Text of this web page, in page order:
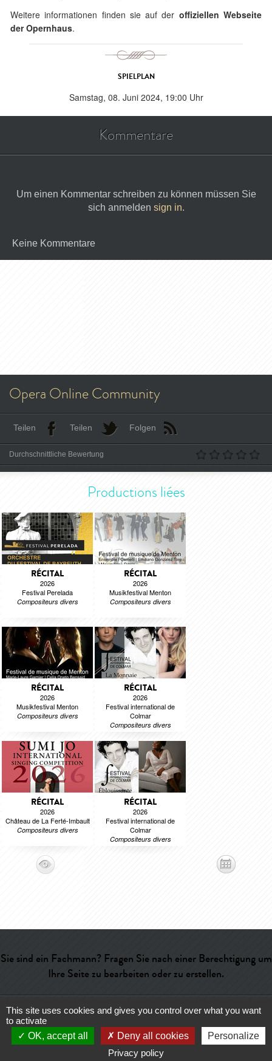
Weitere informationen finden sie auf der offiziellen Webseite
der Opernhaus.
SPIELPLAN
Samstag, 08. Juni 2024, 19:00 Uhr
Kommentare
Um einen Kommentar schreiben zu können müssen Sie
sich anmelden sign in.
Keine Kommentare
Opera Online Community
Teilen Teilen Folgen
Durchschnittliche Bewertung
Productions liées
RÉCITAL
2026
Festival Perelada
Compositeurs divers
RÉCITAL
2026
Musikfestival Menton
Compositeurs divers
RÉCITAL
2026
Musikfestival Menton
Compositeurs divers
RÉCITAL
2026
Festival international de
Colmar
Compositeurs divers
RÉCITAL
2026
Château de La Ferté-Imbault
Compositeurs divers
RÉCITAL
2026
Festival international de
Colmar
Compositeurs divers
Sie sind ein Fachmann? Fragen Sie nach einer Berechtigung um
Ihre Seite zu bearbeiten oder zu erstellen.
Hilfe-Kontakt-Admin-Wörterverzeichnis-CGU-Über uns-
This site uses cookies and gives you control over what you want
to activate
OK, accept all
Deny all cookies
Personalize
Privacy policy